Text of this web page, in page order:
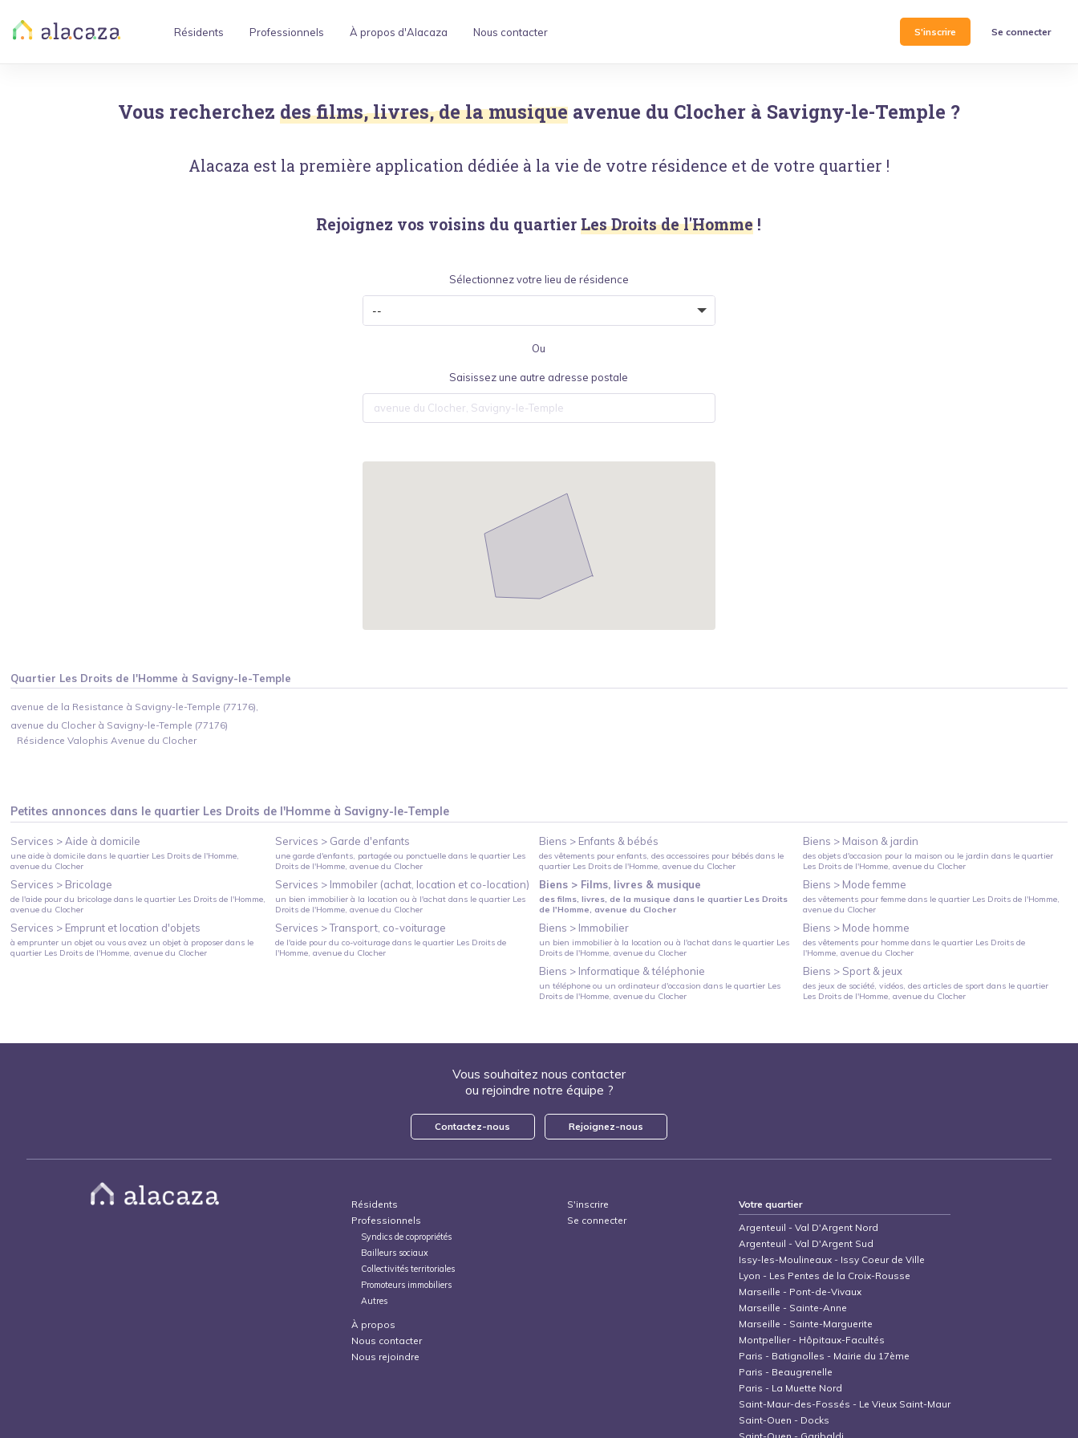
Résidents Professionnels À propos d'Alacaza Nous contacter S'inscrire Se connecter
Vous recherchez des films, livres, de la musique avenue du Clocher à Savigny-le-Temple ?
Alacaza est la première application dédiée à la vie de votre résidence et de votre quartier !
Rejoignez vos voisins du quartier Les Droits de l'Homme !
Sélectionnez votre lieu de résidence
Ou
Saisissez une autre adresse postale
Quartier Les Droits de l'Homme à Savigny-le-Temple
avenue de la Resistance à Savigny-le-Temple (77176),
avenue du Clocher à Savigny-le-Temple (77176)
Résidence Valophis Avenue du Clocher
Petites annonces dans le quartier Les Droits de l'Homme à Savigny-le-Temple
Services >Aide à domicile
une aide à domicile dans le quartier Les Droits de l'Homme,
avenue du Clocher
Services > Bricolage
de l'aide pour du bricolage dans le quartier Les Droits de l'Homme,
avenue du Clocher
Services > Emprunt et location d'objets
à emprunter un objet ou vous avez un objet à proposer dans le
quartier Les Droits de l'Homme, avenue du Clocher
Services > Garde d'enfants
une garde d'enfants, partagée ou ponctuelledans le quartier Les
Droits de l'Homme, avenue du Clocher
Services > Immobiler (achat, location et co-location)
un bien immobilier à la location ou à l'achatdans le quartier Les
Droits de l'Homme, avenue du Clocher
Services >Transport, co-voiturage
de l'aide pour du co-voituragedans le quartier Les Droits de
l'Homme, avenue du Clocher
Biens > Enfants & bébés
des vêtements pour enfants, des accessoires pour bébésdans le
quartier Les Droits de l'Homme, avenue du Clocher
Biens > Films, livres & musique
des films, livres, de la musique dans le quartier Les Droits
de l'Homme, avenue du Clocher
Biens > Immobilier
un bien immobilier à la location ou à l'achatdans le quartier Les
Droits de l'Homme, avenue du Clocher
Biens > Informatique & téléphonie
un téléphone ou un ordinateur d'occasion dans le quartier Les
Droits de l'Homme, avenue du Clocher
Biens > Maison & jardin
des objets d'occasion pour la maison ou le jardin dans le quartier
Les Droits de l'Homme, avenue du Clocher
Biens > Mode femme
des vêtements pour femme dans le quartier Les Droits de l'Homme,
avenue du Clocher
Biens > Mode homme
des vêtements pour homme dans le quartier Les Droits de
l'Homme, avenue du Clocher
Biens > Sport & jeux
des jeux de société, vidéos, des articles de sport dans le quartier
Les Droits de l'Homme, avenue du Clocher
Vous souhaitez nous contacter
ou rejoindre notre équipe ?
Contactez-nous Rejoignez-nous
Résidents
Professionnels
Syndics de copropriétés
Bailleurs sociaux
Collectivités territoriales
Promoteurs immobiliers
Autres
À propos
Nous contacter
Nous rejoindre
S'inscrire
Se connecter
Votre quartier
Argenteuil -Val D'Argent Nord
Argenteuil -Val D'Argent Sud
Issy-les-Moulineaux - Issy Coeur de Ville
Lyon - Les Pentes de la Croix-Rousse
Marseille - Pont-de-Vivaux
Marseille - Sainte-Anne
Marseille - Sainte-Marguerite
Montpellier- Hôpitaux-Facultés
Paris - Batignolles - Mairie du 17ème
Paris - Beaugrenelle
Paris - La Muette Nord
Saint-Maur-des-Fossés - Le Vieux Saint-Maur
Saint-Ouen - Docks